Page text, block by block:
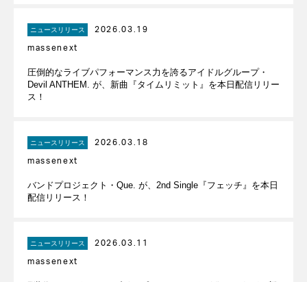
ニュースリリース
2026.03.19
massenext
圧倒的なライブパフォーマンス力を誇るアイドルグループ・
Devil ANTHEM. が、新曲『タイムリミット』を本日配信リリー
ス！
ニュースリリース
2026.03.18
massenext
バンドプロジェクト・Que. が、2nd Single『フェッチ』を本日
配信リリース！
ニュースリリース
2026.03.11
massenext